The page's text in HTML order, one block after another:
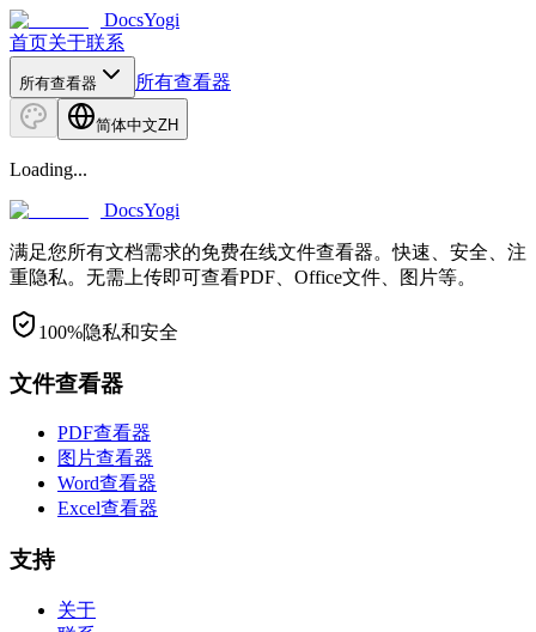
DocsYogi
首页关于联系
所有查看器 所有查看器
简体中文ZH
Loading...
DocsYogi
满足您所有文档需求的免费在线文件查看器。快速、安全、注
重隐私。无需上传即可查看PDF、Office文件、图片等。
100%隐私和安全
文件查看器
PDF查看器
图片查看器
Word查看器
Excel查看器
支持
关于